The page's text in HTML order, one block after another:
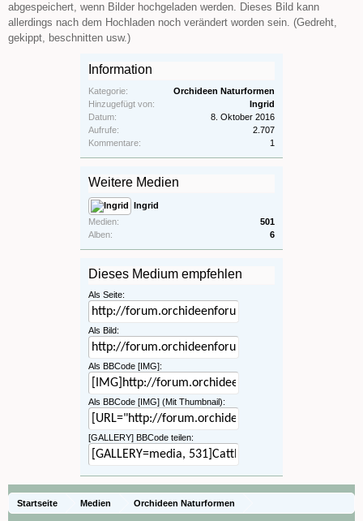
abgespeichert, wenn Bilder hochgeladen werden. Dieses Bild kann
allerdings nach dem Hochladen noch verändert worden sein. (Gedreht,
gekippt, beschnitten usw.)
Information
Kategorie:
Orchideen Naturformen
Hinzugefügt von:
Ingrid
Datum:
8. Oktober 2016
Aufrufe:
2.707
Kommentare:
1
Weitere Medien
Ingrid
Medien:
501
Alben:
6
Dieses Medium empfehlen
Als Seite:
Als Bild:
Als BBCode [IMG]:
Als BBCode [IMG] (Mit Thumbnail):
[GALLERY] BBCode teilen:
Startseite Medien Orchideen Naturformen